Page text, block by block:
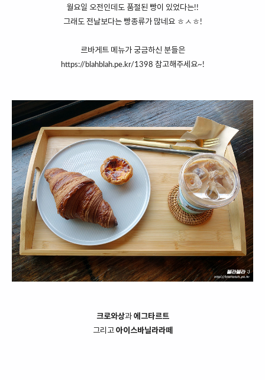
월요일 오전인데도 품절된 빵이 있었다는!!
그래도 전날보다는 빵종류가 많네요 ㅎㅅㅎ!
르바게트 메뉴가 궁금하신 분들은
https://blahblah.pe.kr/1398 참고해주세요~!
크로와상과 에그타르트
그리고 아이스바닐라라떼